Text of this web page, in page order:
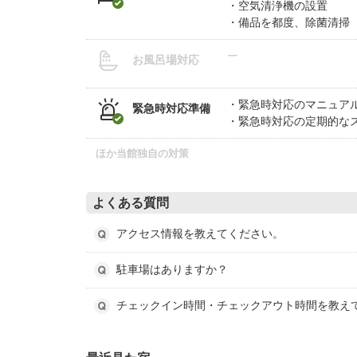
空気清浄機の設置
備品を都度、除菌清掃
お風呂場対応 ー
緊急時対応準備
緊急時対応のマニュア
緊急時対応の定期的な
ほか当館独自の対策
よくある質問
アクセス情報を教えてください。
駐車場はありますか？
チェックイン時間・チェックアウト時間を教え